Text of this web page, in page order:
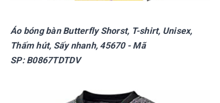
Áo bóng bàn ButterflyShorst, T-shirt, Unisex,
Thấm hút, Sấy nhanh, 45670- Mã
SP:B0867TDTDV